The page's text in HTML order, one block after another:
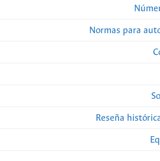
Normas para
Reseña